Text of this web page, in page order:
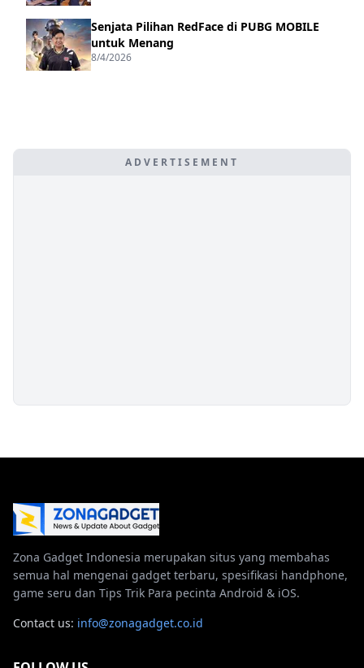
Senjata Pilihan RedFace di PUBG MOBILE
untuk Menang
8/4/2026
ADVERTISEMENT
Zona Gadget Indonesia merupakan situs yang membahas
semua hal mengenai gadget terbaru, spesifikasi handphone,
game seru dan Tips Trik Para pecinta Android & iOS.
Contact us: info@zonagadget.co.id